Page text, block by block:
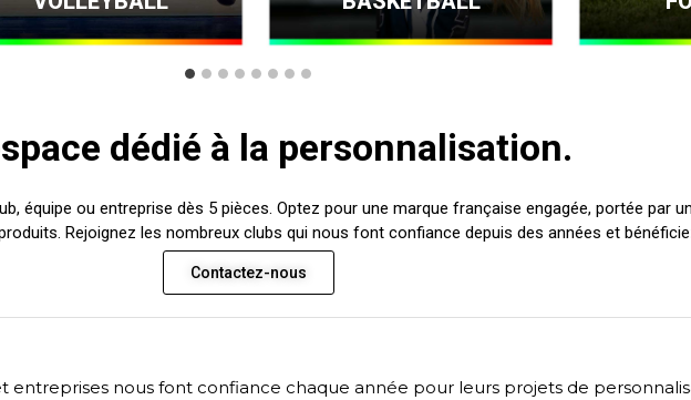
dédié à la personnalisation.
équipe ou entreprise dès 5 pièces. Optez pour une marque française engagée, portée par
Rejoignez les nombreux clubs qui nous font confiance depuis des années et
Contactez-nous
entreprises nous font confiance chaque année pour leurs projets de